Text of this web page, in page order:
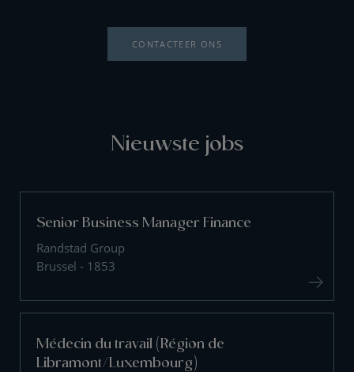
CONTACTEER ONS
Nieuwste jobs
Senior Business Manager Finance
Randstad Group
Brussel - 1853
Médecin du travail (Région de
Libramont/Luxembourg)